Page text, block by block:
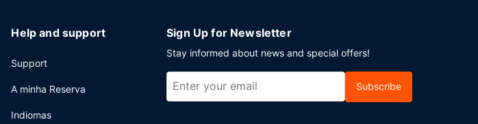
Help and support
Support
A minha Reserva
Indiomas
Sign Up for Newsletter
Stay informed about news and special offers!
Subscribe